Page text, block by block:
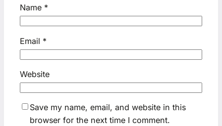
Name *
Email *
Website
Save my name, email, and website in this
browser for the next time I comment.